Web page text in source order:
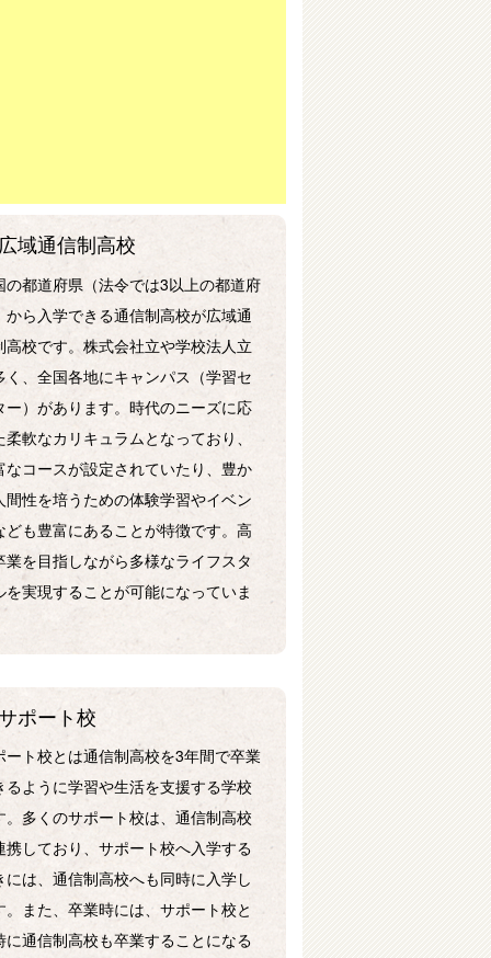
域通信制高校
の都道府県（法令では3以上の都道府
から入学できる通信制高校が広域通
高校です。株式会社立や学校法人立
く、全国各地にキャンパス（学習セ
ー）があります。時代のニーズに応
柔軟なカリキュラムとなっており、
なコースが設定されていたり、豊か
間性を培うための体験学習やイベン
ども豊富にあることが特徴です。高
業を目指しながら多様なライフスタ
を実現することが可能になっていま
ポート校
ート校とは通信制高校を3年間で卒業
るように学習や生活を支援する学校
。多くのサポート校は、通信制高校
携しており、サポート校へ入学する
には、通信制高校へも同時に入学し
。また、卒業時には、サポート校と
に通信制高校も卒業することになる